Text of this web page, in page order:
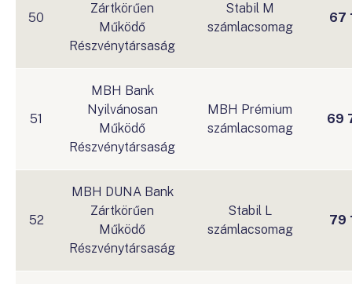
50
Zártkörűen
Működő
Részvénytársaság
Stabil M
számlacsomag
67
51
MBH Bank
Nyilvánosan
Működő
Részvénytársaság
MBH Prémium
számlacsomag
69
52
MBH DUNA Bank
Zártkörűen
Működő
Részvénytársaság
Stabil L
számlacsomag
79